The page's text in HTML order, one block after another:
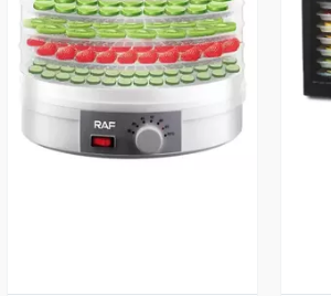
Vista Previa